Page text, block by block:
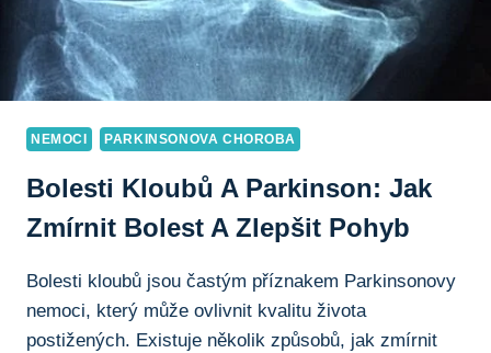
NEMOCI PARKINSONOVA CHOROBA
Bolesti Kloubů A Parkinson: Jak
Zmírnit Bolest A Zlepšit Pohyb
Bolesti kloubů jsou častým příznakem Parkinsonovy
nemoci, který může ovlivnit kvalitu života
postižených. Existuje několik způsobů, jak zmírnit